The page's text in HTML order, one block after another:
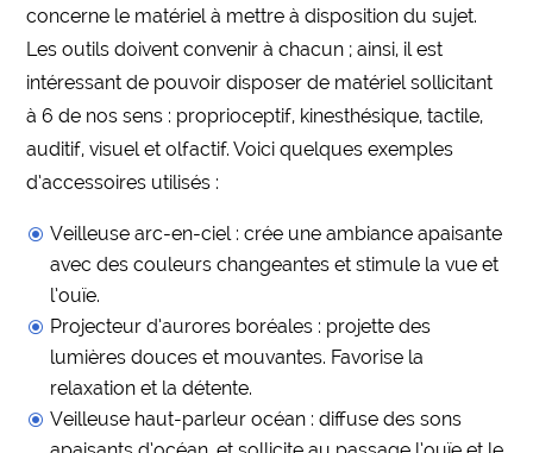
concerne le matériel à mettre à disposition du sujet.
Les outils doivent convenir à chacun ; ainsi, il est
intéressant de pouvoir disposer de matériel sollicitant
à 6 de nos sens : proprioceptif, kinesthésique, tactile,
auditif, visuel et olfactif. Voici quelques exemples
d’accessoires utilisés :
Veilleuse arc-en-ciel : crée une ambiance apaisante
avec des couleurs changeantes et stimule la vue et
l’ouïe.
Projecteur d’aurores boréales : projette des
lumières douces et mouvantes. Favorise la
relaxation et la détente.
Veilleuse haut-parleur océan : diffuse des sons